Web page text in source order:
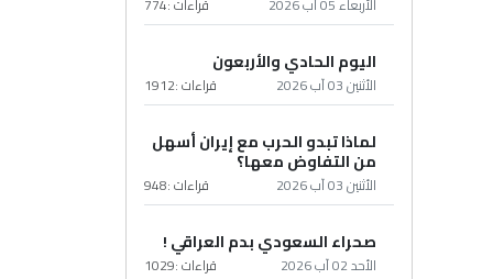
اليوم الحادي والأربعون
الأثنين 03 آب 2026 قراءات :1912
لماذا تبدو الحرب مع إيران أسهل
من التفاوض معها؟
الأثنين 03 آب 2026 قراءات :948
صحراء السعودي بدم العراقي !
الأحد 02 آب 2026 قراءات :1029